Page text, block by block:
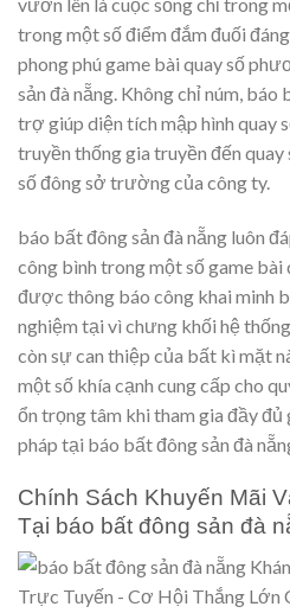
trong một số điểm đắm đuối
phong phú game bài quay số
sản đà nẵng. Không chỉ núm, báo
trợ giúp diện tích mập hình quay
truyền thống gia truyền đến
số đông sở trường của công ty.
báo bất đông sản đà nẵng luôn
công bình trong một số game bài
được thông báo công khai minh
nghiệm tại vì chưng khối hệ
còn sự can thiệp của bất kì mặt
một số khía cạnh cung cấp cho
ổn trọng tâm khi tham gia đầy
pháp tại báo bất đông sản đà
Chính Sách Khuyến Mãi
Tại báo bất đông sản đà